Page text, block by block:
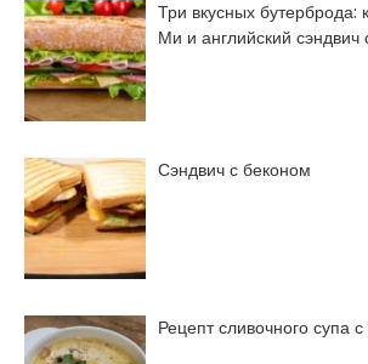
Три вкусных бутерброда:
Ми и английский сэндвич
Сэндвич с беконом
Рецепт сливочного супа